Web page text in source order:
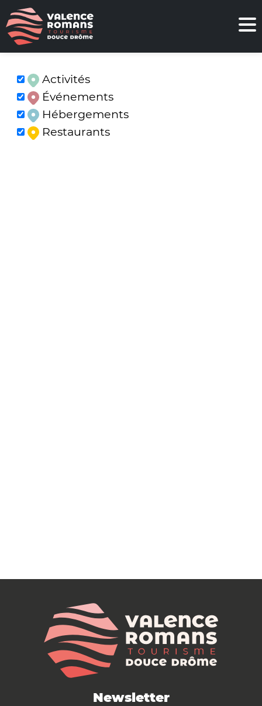
Activités
Événements
Hébergements
Restaurants
Newsletter